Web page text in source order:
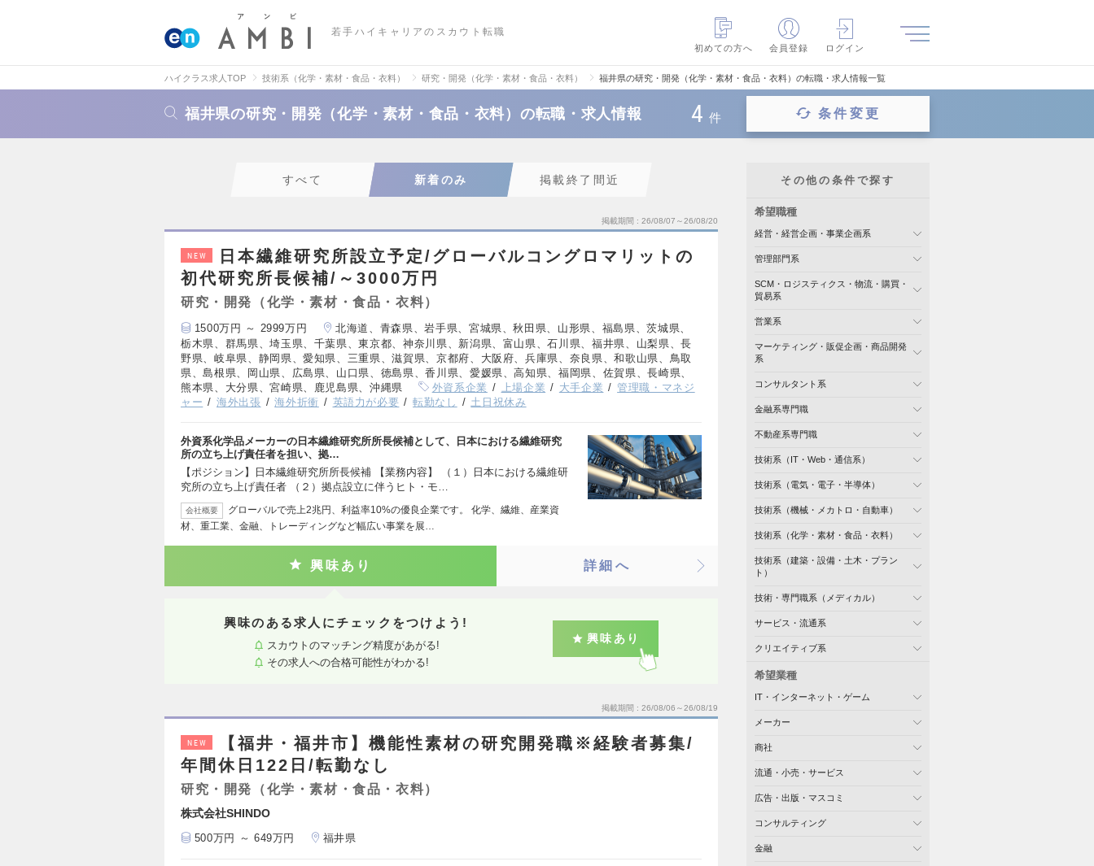
若手ハイキャリアのスカウト転職
初めての方へ
会員登録 ログイン
ハイクラス求人TOP 技術系（化学・素材・食品・衣料） 研究・開発（化学・素材・食品・衣料） 福井県の研究・開発（化学・素材・食品・衣料）の転職・求人情報一覧
福井県の研究・開発（化学・素材・食品・衣料）の転職・求人情報 4 件 条件変更
すべて 新着のみ 掲載終了間近
掲載期間 26/08/07～26/08/20
NEW
日本繊維研究所設立予定/グローバルコングロマリットの
初代研究所長候補/～3000万円
研究・開発（化学・素材・食品・衣料）
1500万円 ～ 2999万円
北海道、青森県、岩手県、宮城県、秋田県、山形県、福島県、茨城県、
栃木県、群馬県、埼玉県、千葉県、東京都、神奈川県、新潟県、富山県、石川県、福井県、山梨県、長
野県、岐阜県、静岡県、愛知県、三重県、滋賀県、京都府、大阪府、兵庫県、奈良県、和歌山県、鳥取
県、島根県、岡山県、広島県、山口県、徳島県、香川県、愛媛県、高知県、福岡県、佐賀県、長崎県、
熊本県、大分県、宮崎県、鹿児島県、沖縄県
外資系企業 上場企業 大手企業
管理職・マネジ
ャー
海外出張 海外折衝 英語力が必要 転勤なし 土日祝休み
外資系化学品メーカーの日本繊維研究所所長候補として、日本における繊維研究
所の立ち上げ責任者を担い、拠…
【ポジション】日本繊維研究所所長候補 【業務内容】 （１）日本における繊維研
究所の立ち上げ責任者 （２）拠点設立に伴うヒト・モ…
会社概要
グローバルで売上2兆円、利益率10%の優良企業です。 化学、繊維、産業資
材、重工業、金融、トレーディングなど幅広い事業を展…
興味あり 詳細へ
興味のある求人にチェックをつけよう!
スカウトのマッチング精度があがる!
その求人への合格可能性がわかる!
興味あり
掲載期間 26/08/06～26/08/19
NEW
【福井・福井市】機能性素材の研究開発職※経験者募集/
年間休日122日/転勤なし
研究・開発（化学・素材・食品・衣料）
株式会社SHINDO
500万円 ～ 649万円 福井県
その他の条件で探す
希望職種
経営・経営企画・事業企画系
管理部門系
SCM・ロジスティクス・物流・購買・
貿易系
営業系
マーケティング・販促企画・商品開発
系
コンサルタント系
金融系専門職
不動産系専門職
技術系（IT・Web・通信系）
技術系（電気・電子・半導体）
技術系（機械・メカトロ・自動車）
技術系（化学・素材・食品・衣料）
技術系（建築・設備・土木・プラン
ト）
技術・専門職系（メディカル）
サービス・流通系
クリエイティブ系
希望業種
IT・インターネット・ゲーム
メーカー
商社
流通・小売・サービス
広告・出版・マスコミ
コンサルティング
金融